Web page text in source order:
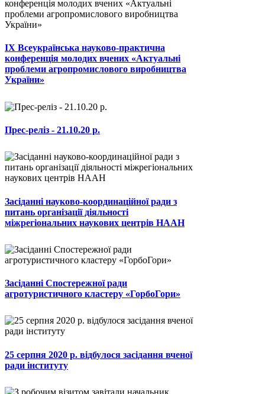
ІХ Всеукраїнська науково-практична
конференція молодих вчених «Актуальні
проблеми агропромислового виробництва
України»
Прес-реліз - 21.10.20 р.
Засіданні науково-координаційної ради з
питань організації діяльності
міжрегіональних наукових центрів НААН
Засіданні Спостережної ради
агротуристичного кластеру «ГорбоГори»
25 серпня 2020 р. відбулося засідання вченої
ради інституту